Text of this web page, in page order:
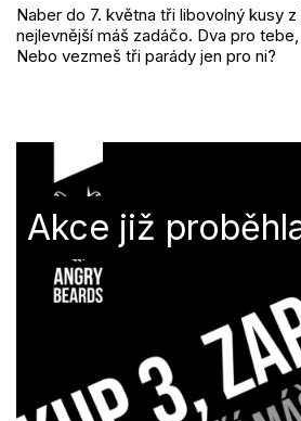
Naber do 7. května tři libovolný kusy z
nejlevnější máš zadáčo. Dva pro
Nebo vezmeš tři parády jen pro ni?
Akce již